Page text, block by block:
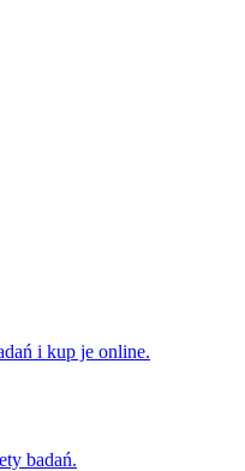
i kup je online.
badań.